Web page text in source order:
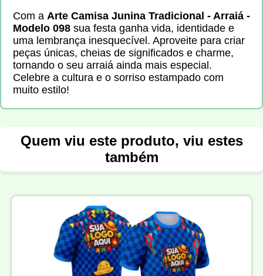
Com a Arte Camisa Junina Tradicional - Arraiá -
Modelo 098 sua festa ganha vida, identidade e
uma lembrança inesquecível. Aproveite para criar
peças únicas, cheias de significados e charme,
tornando o seu arraiá ainda mais especial.
Celebre a cultura e o sorriso estampado com
muito estilo!
Quem viu este produto, viu estes
também